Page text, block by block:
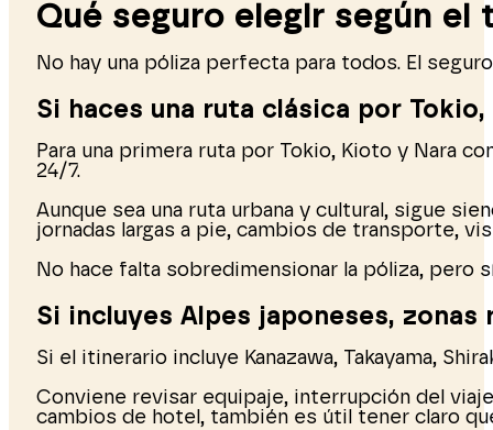
Qué seguro elegir según el
No hay una póliza perfecta para todos. El
Si haces una ruta clásica por
Para una primera ruta por Tokio, Kioto y Nara
24/7.
Aunque sea una ruta urbana y cultural, sigue
jornadas largas a pie, cambios de transporte,
No hace falta sobredimensionar la póliza, pero
Si incluyes Alpes japoneses, zonas
Si el itinerario incluye Kanazawa, Takayama,
Conviene revisar equipaje, interrupción del
cambios de hotel, también es útil tener claro